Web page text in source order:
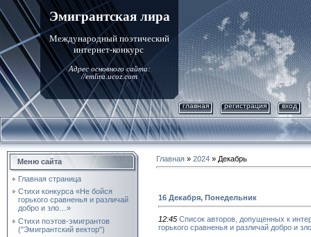
Эмигрантская лира
Международный поэтический
интернет-конкурс
Адрес основного сайта:
//emlira.ucoz.com
главная регистрация вход
Меню сайта
Главная страница
Стихи конкурса «Не бойся
горького сравненья и различай
добро и зло…»
Стихи поэтов-эмигрантов
("Эмигрантский вектор")
Главная » 2024 » Декабрь
16 Декабря, Понедельник
12:45 Список авторов, допущенных к
горького сравненья и различай добро и